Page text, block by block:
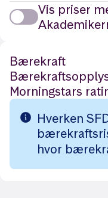
Vis priser
Bærekraft
Morningstars
Hverken
hvor